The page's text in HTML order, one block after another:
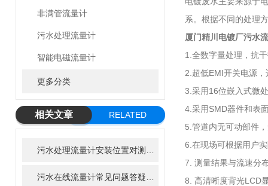
非满管流量计
污水处理流量计
智能电磁流量计
更多分类
相关文章
RELATED
系。根据不同的处理
厦门精川 电镀厂污水
1.全数字量处理，抗
2.超低EMI开关电源
3.采用16位嵌入式微
4.采用SMD器件和表
5.管道内无可动部件
6.在现场可根据用户
7. 测量结果与流速分
8. 高清晰度背光LCD